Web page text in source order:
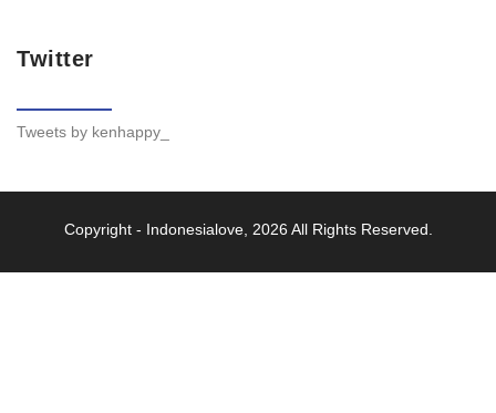
Twitter
Tweets by kenhappy_
Copyright - Indonesialove, 2026 All Rights Reserved.